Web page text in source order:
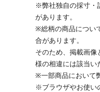
※弊社独自の採寸・
があります。
※総柄の商品につい
合があります。
そのため、掲載画
様の相違には該当い
※一部商品において
※ブラウザやお使い